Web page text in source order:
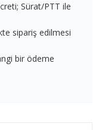
Sürat/PTT ile
sipariş edilmesi
bir ödeme